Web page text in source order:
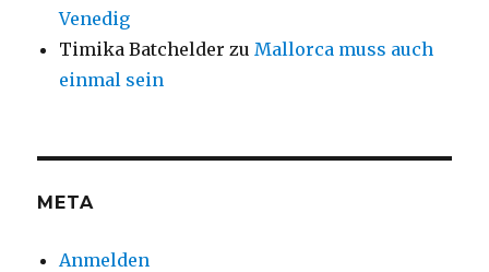
Venedig
Timika Batchelder zu Mallorca muss auch
einmal sein
META
Anmelden